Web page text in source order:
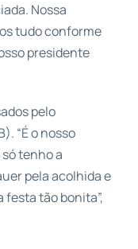
Nossa
tudo conforme
presidente
pelo
“É o nosso
tenho a
pela acolhida e
festa tão bonita”,